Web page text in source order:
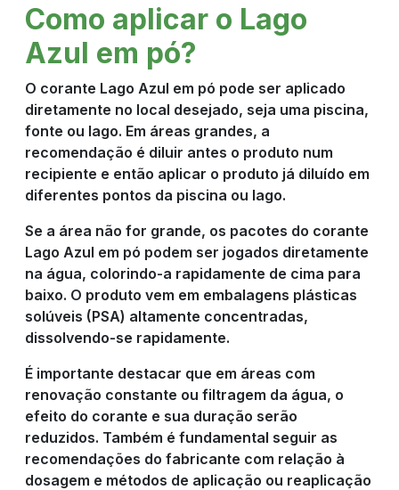
Como aplicar o Lago
Azul em pó?
O corante Lago Azul em pó pode ser aplicado
diretamente no local desejado, seja uma piscina,
fonte ou lago. Em áreas grandes, a
recomendação é diluir antes o produto num
recipiente e então aplicar o produto já diluído em
diferentes pontos da piscina ou lago.
Se a área não for grande, os pacotes do corante
Lago Azul em pó podem ser jogados diretamente
na água, colorindo-a rapidamente de cima para
baixo. O produto vem em embalagens plásticas
solúveis (PSA) altamente concentradas,
dissolvendo-se rapidamente.
É importante destacar que em áreas com
renovação constante ou filtragem da água, o
efeito do corante e sua duração serão
reduzidos. Também é fundamental seguir as
recomendações do fabricante com relação à
dosagem e métodos de aplicação ou reaplicação